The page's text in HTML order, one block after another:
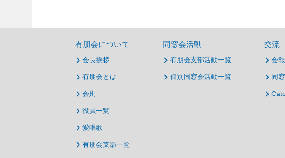
有朋会について
会長挨拶
有朋会とは
会則
役員一覧
愛唱歌
有朋会支部一覧
同窓会活動
有朋会支部活動一覧
個別同窓会活動一覧
交流
会
同